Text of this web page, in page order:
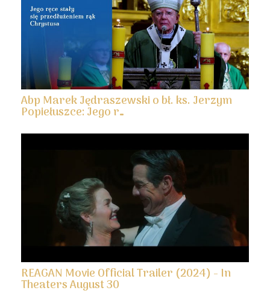
Abp Marek Jędraszewski o bł. ks. Jerzym
Popiełuszce: Jego r…
REAGAN Movie Official Trailer (2024) - In
Theaters August 30